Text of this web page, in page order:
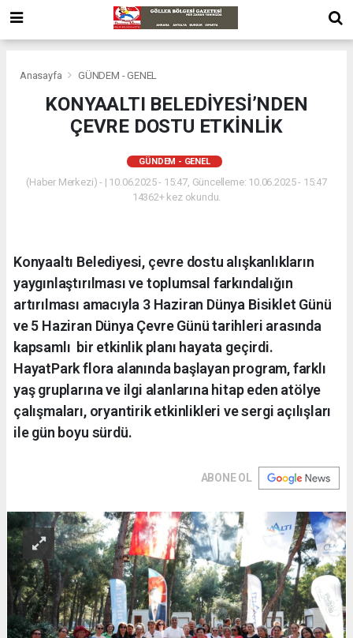
Anasayfa GÜNDEM - GENEL
KONYAALTI BELEDİYESİ’NDEN
ÇEVRE DOSTU ETKİNLİK
GÜNDEM - GENEL
(Haber Merkezi) - | 10.06.2025 - 15:47, Güncelleme: 10.06.2025 - 15:47
14362+ kez okundu.
Konyaaltı Belediyesi, çevre dostu alışkanlıkların
yaygınlaştırılması ve toplumsal farkındalığın
artırılması amacıyla 3 Haziran Dünya Bisiklet Günü
ve 5 Haziran Dünya Çevre Günü tarihleri arasında
kapsamlı bir etkinlik planı hayata geçirdi.
HayatPark flora alanında başlayan program, farklı
yaş gruplarına ve ilgi alanlarına hitap eden atölye
çalışmaları, oryantirik etkinlikleri ve sergi açılışları
ile gün boyu sürdü.
ABONE OL